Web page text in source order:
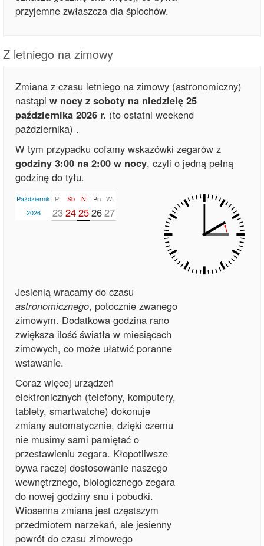
przyjemne zwłaszcza dla śpiochów.
Z letniego na zimowy
Zmiana z czasu letniego na zimowy (astronomiczny)
nastąpi w nocy z soboty na niedzielę 25
października 2026 r. (to ostatni weekend
października) .
W tym przypadku cofamy wskazówki zegarów z
godziny 3:00 na 2:00 w nocy, czyli o jedną pełną
godzinę do tyłu.
Październik
2026
Pt Sb N Pn Wt
2324252627
Jesienią wracamy do czasu
astronomicznego, potocznie zwanego
zimowym. Dodatkowa godzina rano
zwiększa ilość światła w miesiącach
zimowych, co może ułatwić poranne
wstawanie.
Coraz więcej urządzeń
elektronicznych (telefony, komputery,
tablety, smartwatche) dokonuje
zmiany automatycznie, dzięki czemu
nie musimy sami pamiętać o
przestawieniu zegara. Kłopotliwsze
bywa raczej dostosowanie naszego
wewnętrznego, biologicznego zegara
do nowej godziny snu i pobudki.
Wiosenna zmiana jest częstszym
przedmiotem narzekań, ale jesienny
powrót do czasu zimowego